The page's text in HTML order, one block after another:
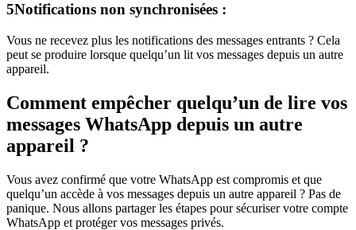
5Notifications non synchronisées :
Vous ne recevez plus les notifications des messages entrants ? Cela
peut se produire lorsque quelqu’un lit vos messages depuis un autre
appareil.
Comment empêcher quelqu’un de lire vos
messages WhatsApp depuis un autre
appareil ?
Vous avez confirmé que votre WhatsApp est compromis et que
quelqu’un accède à vos messages depuis un autre appareil ? Pas de
panique. Nous allons partager les étapes pour sécuriser votre compte
WhatsApp et protéger vos messages privés.